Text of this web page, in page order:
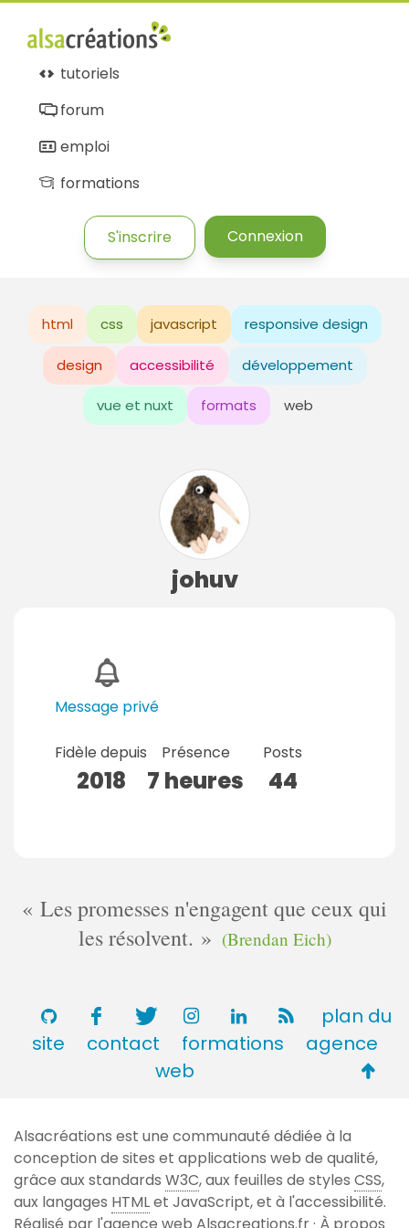
tutoriels
forum
emploi
formations
S'inscrire Connexion
html css javascript responsive design
design accessibilité développement
vue et nuxt formats web
johuv
Message privé
Fidèle depuis
2018
Présence
7 heures
Posts
44
Les promesses n'engagent que ceux qui
les résolvent.
(Brendan Eich)
plan du
site
contact formations
agence
web
de
page
Alsacréations est une communauté dédiée à la
conception de sites et applications web de qualité,
grâce aux standards W3C, aux feuilles de styles CSS,
aux langages HTMLet JavaScript, et à l'accessibilité.